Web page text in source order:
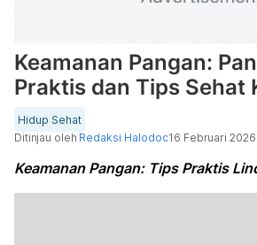
Keamanan Pangan:
Praktis dan Tips Sehat
Hidup Sehat
Ditinjau oleh Redaksi Halodoc16 Februari 2026
Keamanan Pangan: Tips Praktis